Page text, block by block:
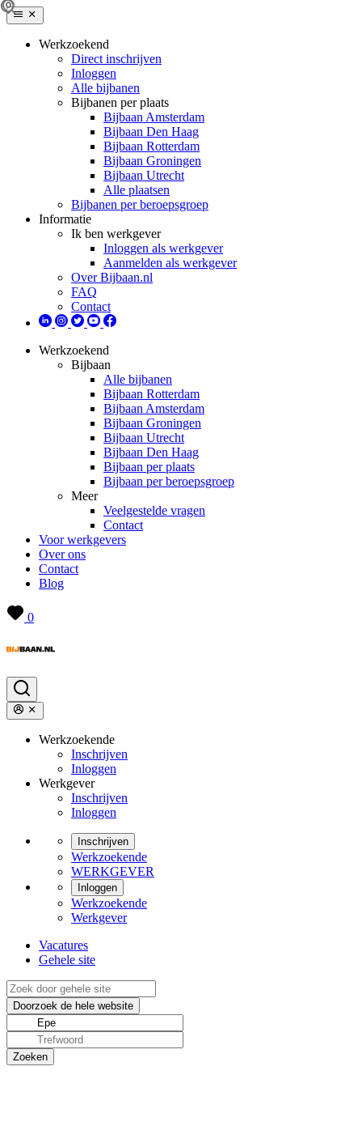
Werkzoekend
Direct inschrijven
Inloggen
Alle bijbanen
Bijbanen per plaats
Bijbaan Amsterdam
Bijbaan Den Haag
Bijbaan Rotterdam
Bijbaan Groningen
Bijbaan Utrecht
Alle plaatsen
Bijbanen per beroepsgroep
Informatie
Ik ben werkgever
Inloggen als werkgever
Aanmelden als werkgever
Over Bijbaan.nl
FAQ
Contact
Werkzoekend
Bijbaan
Alle bijbanen
Bijbaan Rotterdam
Bijbaan Amsterdam
Bijbaan Groningen
Bijbaan Utrecht
Bijbaan Den Haag
Bijbaan per plaats
Bijbaan per beroepsgroep
Meer
Veelgestelde vragen
Contact
Voor werkgevers
Over ons
Contact
Blog
0
Werkzoekende
Inschrijven
Inloggen
Werkgever
Inschrijven
Inloggen
Inschrijven
Werkzoekende
WERKGEVER
Inloggen
Werkzoekende
Werkgever
Vacatures
Gehele site